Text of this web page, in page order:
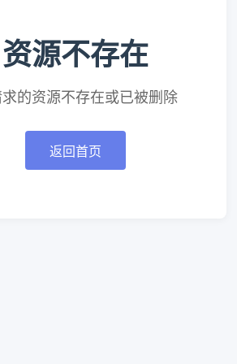
资源不存在
的资源不存在或已被删除
返回首页